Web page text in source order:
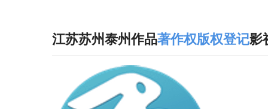
江苏苏州泰州作品著作权版权登记影